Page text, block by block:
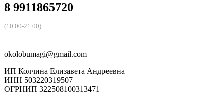
8 9911865720
(10.00-21.00)
okolobumagi@gmail.com
ИП Колчина Елизавета Андреевна
ИНН 503220319507
ОГРНИП 322508100313471